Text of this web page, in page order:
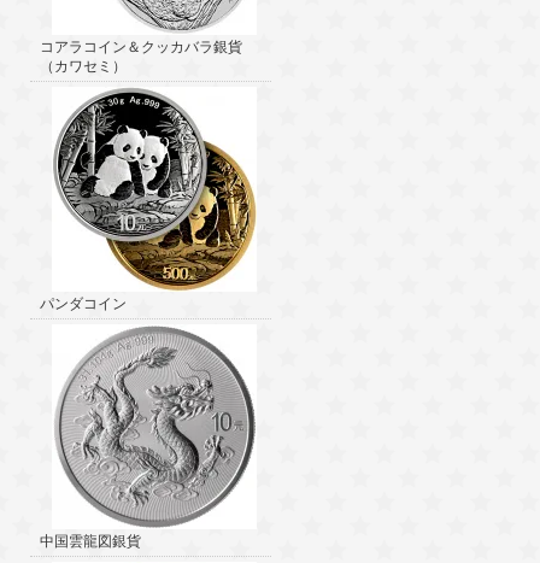
コアラコイン＆クッカバラ銀貨
（カワセミ）
パンダコイン
中国雲龍図銀貨